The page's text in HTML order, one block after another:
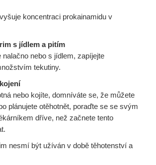
koncentraci prokainamidu v
s jídlem a pitím
nalačno nebo s jídlem, zapíjejte
tekutiny.
nebo kojíte, domníváte se, že můžete
plánujete otěhotnět, poraďte se se svým
dříve, než začnete tento
nesmí být užíván v době těhotenství a